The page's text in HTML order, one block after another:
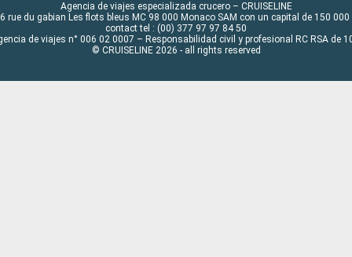
Agencia de viajes especializada crucero – CRUISELINE
rue du gabian Les flots bleus MC 98 000 Monaco SAM con un capital de 150 000
contact tel : (00) 377 97 97 84 50
de viajes n° 006 02 0007 – Responsabilidad civil y profesional RC RSA de
© CRUISELINE 2026 - all rights reserved